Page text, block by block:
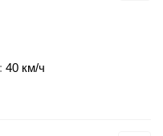
40 км/ч